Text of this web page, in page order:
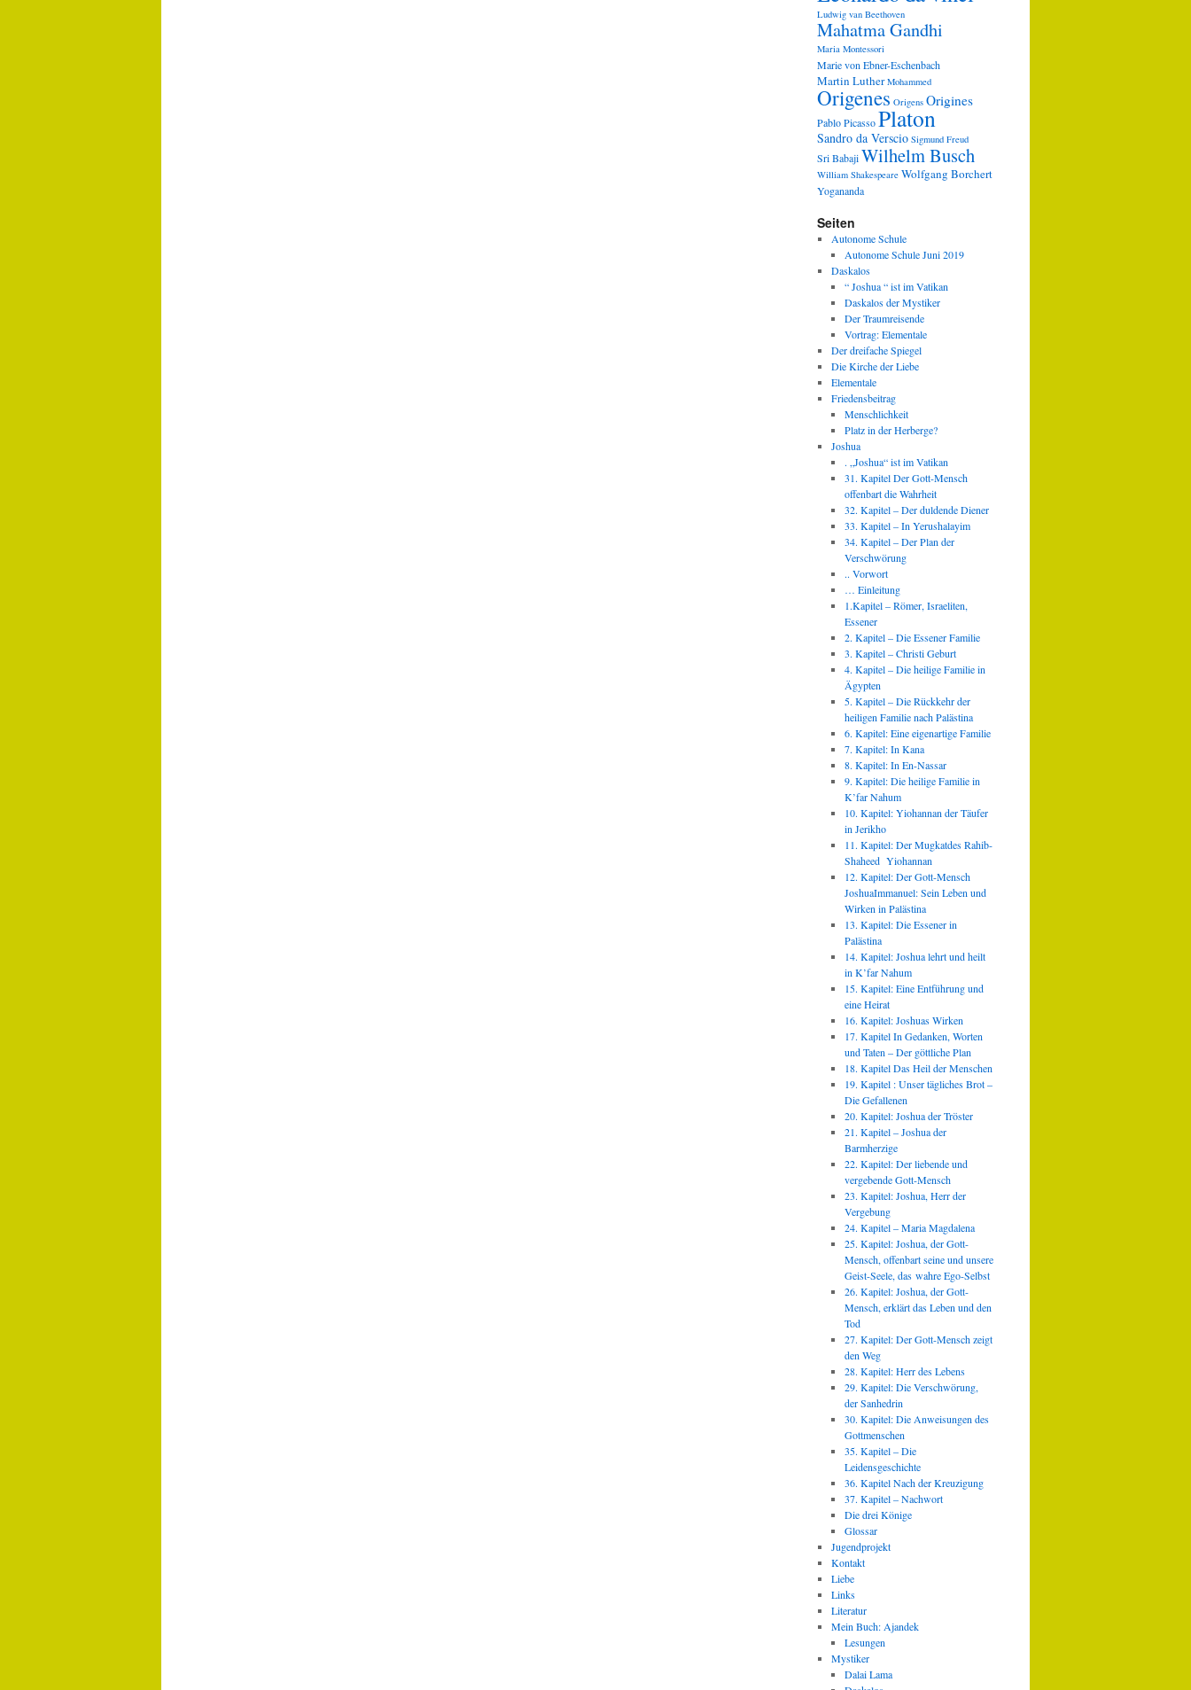
Ludwig van Beethoven
Mahatma Gandhi
Maria Montessori
Marie von Ebner-Eschenbach
Martin Luther Mohammed
Origenes Origens Origines
Pablo PicassoPlaton
Sandro da Verscio Sigmund Freud
Sri BabajiWilhelm Busch
William Shakespeare Wolfgang Borchert
Yogananda
Seiten
Autonome Schule
Autonome Schule Juni 2019
Daskalos
“ Joshua “ ist im Vatikan
Daskalos der Mystiker
Der Traumreisende
Vortrag: Elementale
Der dreifache Spiegel
Die Kirche der Liebe
Elementale
Friedensbeitrag
Menschlichkeit
Platz in der Herberge?
Joshua
. „Joshua“ ist im Vatikan
31. Kapitel Der Gott-Mensch
offenbart die Wahrheit
32. Kapitel – Der duldende Diener
33. Kapitel – In Yerushalayim
34. Kapitel – Der Plan der
Verschwörung
.. Vorwort
… Einleitung
1.Kapitel – Römer, Israeliten,
Essener
2. Kapitel – Die Essener Familie
3. Kapitel – Christi Geburt
4. Kapitel – Die heilige Familie in
Ägypten
5. Kapitel – Die Rückkehr der
heiligen Familie nach Palästina
6. Kapitel: Eine eigenartige Familie
7. Kapitel: In Kana
8. Kapitel: In En-Nassar
9. Kapitel: Die heilige Familie in
K’far Nahum
10. Kapitel: Yiohannan der Täufer
in Jerikho
11. Kapitel: Der Mugkatdes Rahib-
Shaheed Yiohannan
12. Kapitel: Der Gott-Mensch
JoshuaImmanuel: Sein Leben und
Wirken in Palästina
13. Kapitel: Die Essener in
Palästina
14. Kapitel: Joshua lehrt und heilt
in K’far Nahum
15. Kapitel: Eine Entführung und
eine Heirat
16. Kapitel: Joshuas Wirken
17. Kapitel In Gedanken, Worten
und Taten – Der göttliche Plan
18. Kapitel Das Heil der Menschen
19. Kapitel : Unser tägliches Brot –
Die Gefallenen
20. Kapitel: Joshua der Tröster
21. Kapitel – Joshua der
Barmherzige
22. Kapitel: Der liebende und
vergebende Gott-Mensch
23. Kapitel: Joshua, Herr der
Vergebung
24. Kapitel – Maria Magdalena
25. Kapitel: Joshua, der Gott-
Mensch, offenbart seine und unsere
Geist-Seele, das wahre Ego-Selbst
26. Kapitel: Joshua, der Gott-
Mensch, erklärt das Leben und den
Tod
27. Kapitel: Der Gott-Mensch zeigt
den Weg
28. Kapitel: Herr des Lebens
29. Kapitel: Die Verschwörung,
der Sanhedrin
30. Kapitel: Die Anweisungen des
Gottmenschen
35. Kapitel – Die
Leidensgeschichte
36. Kapitel Nach der Kreuzigung
37. Kapitel – Nachwort
Die drei Könige
Glossar
Jugendprojekt
Kontakt
Liebe
Links
Literatur
Mein Buch: Ajandek
Lesungen
Mystiker
Dalai Lama